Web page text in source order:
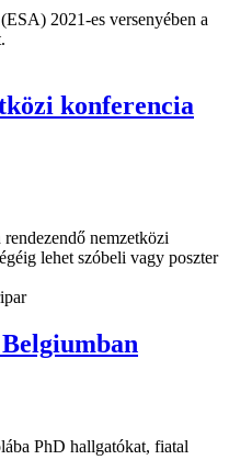
2021-es versenyében a
konferencia
nemzetközi
lehet szóbeli vagy poszter
PhD hallgatókat, fiatal